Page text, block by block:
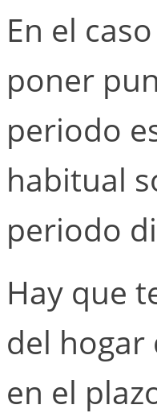
En el
poner
periodo
habitual
periodo
Hay que
del
en el